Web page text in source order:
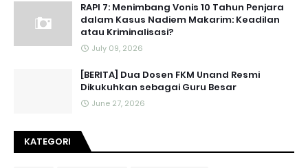
RAPI 7: Menimbang Vonis 10 Tahun Penjara
dalam Kasus Nadiem Makarim: Keadilan
atau Kriminalisasi?
July 09, 2026
[BERITA] Dua Dosen FKM Unand Resmi
Dikukuhkan sebagai Guru Besar
June 27, 2026
KATEGORI